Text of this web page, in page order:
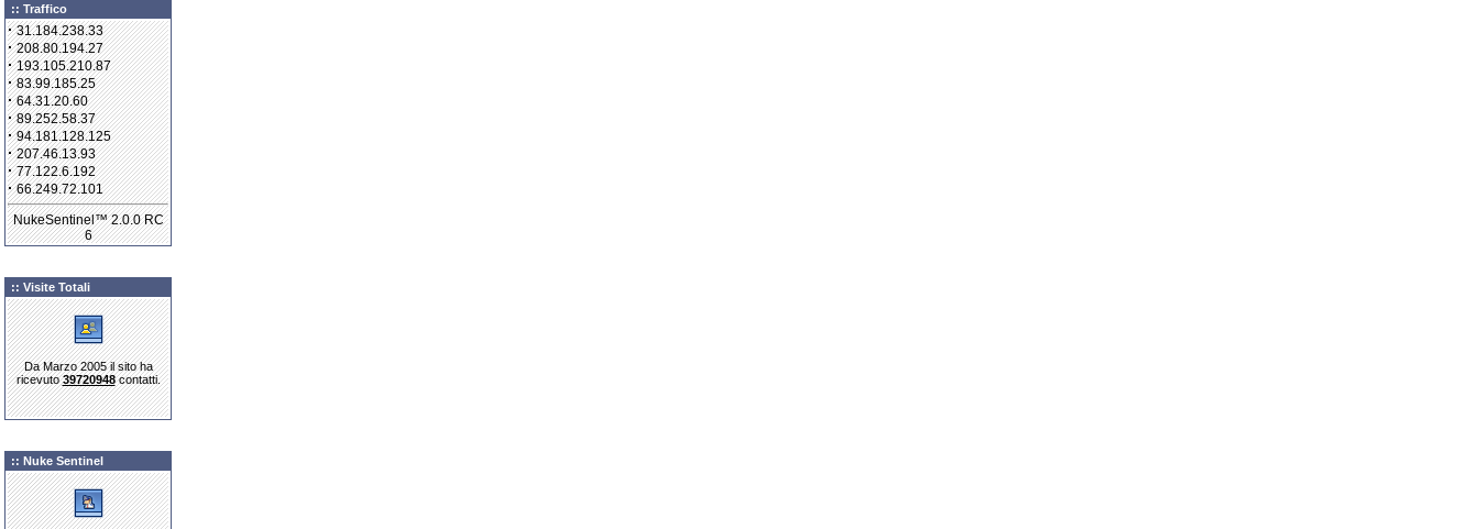
:: Traffico
·31.184.238.33
·208.80.194.27
·193.105.210.87
·83.99.185.25
·64.31.20.60
·89.252.58.37
·94.181.128.125
·207.46.13.93
·77.122.6.192
·66.249.72.101
NukeSentinel™ 2.0.0 RC
6
:: Visite Totali
Da Marzo 2005 il sito ha
ricevuto39720948contatti.
:: Nuke Sentinel